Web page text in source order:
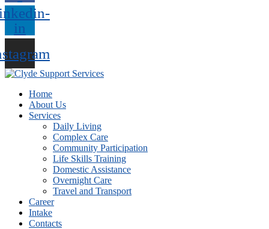
in
Home
About Us
Services
Daily Living
Complex Care
Community Participation
Life Skills Training
Domestic Assistance
Overnight Care
Travel and Transport
Career
Intake
Contacts